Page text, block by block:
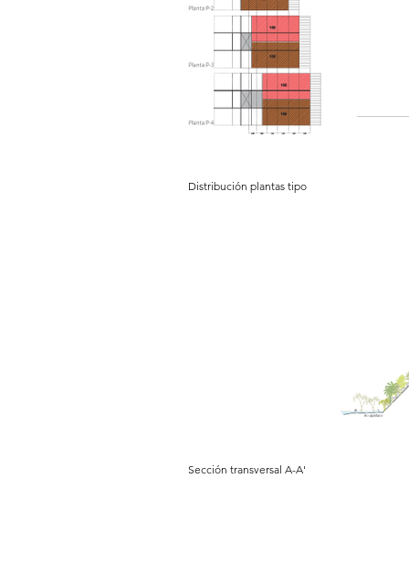
Distribución plantas tipo
Sección transversal A-A'